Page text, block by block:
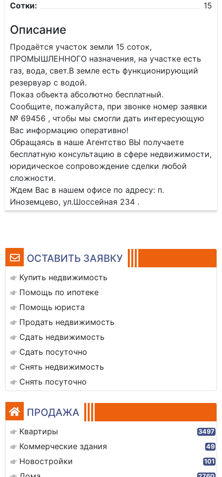
ОСТАВИТЬ ЗАЯВКУ
Купить недвижимость
Помощь по ипотеке
Помощь юриста
Продать недвижимость
Сдать недвижимость
Сдать посуточно
Снять недвижимость
Снять посуточно
ПРОДАЖА
Квартиры 3497
Коммерческие здания 49
Новостройки 101
Сотки: 15
Описание
Продаётся участок земли 15 соток,
ПРОМЫШЛЕННОГО назначения, на участке есть
газ, вода, свет.В земле есть функционирующий
резервуар с водой.
Показ объекта абсолютно бесплатный.
Сообщите, пожалуйста, при звонке номер заявки
№ 69456 , чтобы мы смогли дать интересующую
Вас информацию оперативно!
Обращаясь в наше Агентство ВЫ получаете
бесплатную консультацию в сфере недвижимости,
юридическое сопровождение сделки любой
сложности.
Ждем Вас в нашем офисе по адресу: п.
Иноземцево, ул.Шоссейная 234 .